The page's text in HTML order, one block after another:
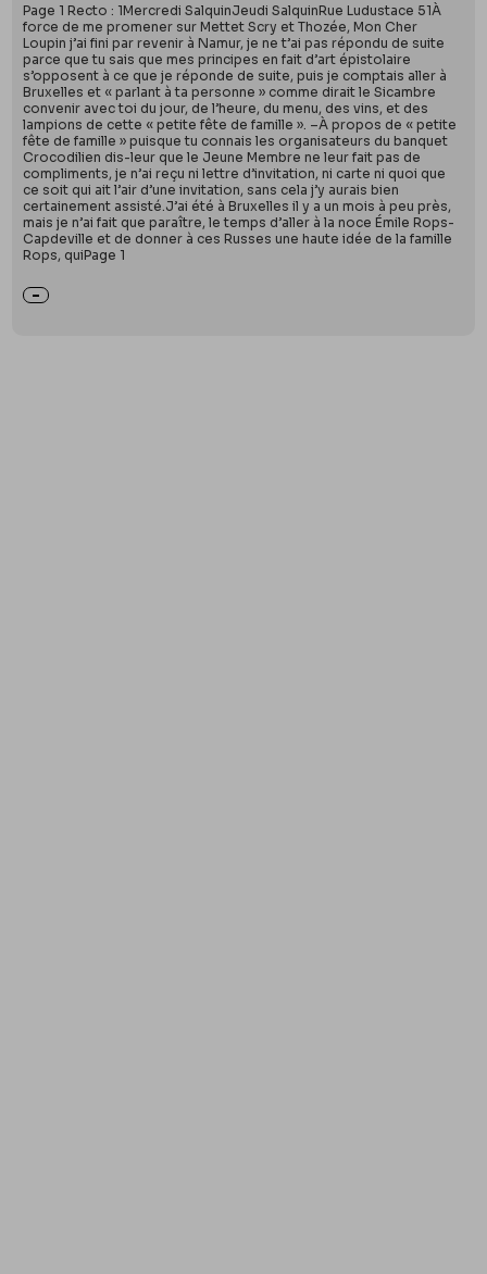
Page 1 Recto : 1Mercredi SalquinJeudi SalquinRue Ludustace 51À
force de me promener sur Mettet Scry et Thozée, Mon Cher
Loupin j’ai fini par revenir à Namur, je ne t’ai pas répondu de suite
parce que tu sais que mes principes en fait d’art épistolaire
s’opposent à ce que je réponde de suite, puis je comptais aller à
Bruxelles et « parlant à ta personne » comme dirait le Sicambre
convenir avec toi du jour, de l’heure, du menu, des vins, et des
lampions de cette « petite fête de famille ». –À propos de « petite
fête de famille » puisque tu connais les organisateurs du banquet
Crocodilien dis-leur que le Jeune Membre ne leur fait pas de
compliments, je n’ai reçu ni lettre d’invitation, ni carte ni quoi que
ce soit qui ait l’air d’une invitation, sans cela j’y aurais bien
certainement assisté.J’ai été à Bruxelles il y a un mois à peu près,
mais je n’ai fait que paraître, le temps d’aller à la noce Émile Rops-
Capdeville et de donner à ces Russes une haute idée de la famille
Rops, quiPage 1